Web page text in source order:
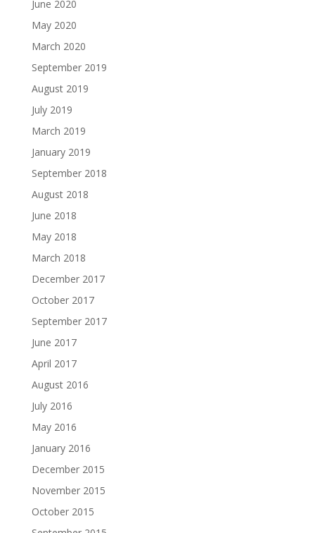
June 2020
May 2020
March 2020
September 2019
August 2019
July 2019
March 2019
January 2019
September 2018
August 2018
June 2018
May 2018
March 2018
December 2017
October 2017
September 2017
June 2017
April 2017
August 2016
July 2016
May 2016
January 2016
December 2015
November 2015
October 2015